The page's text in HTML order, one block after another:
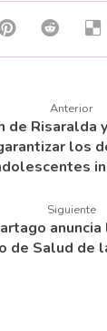
Anterior
de Risaralda
los
Siguiente
de Salud de